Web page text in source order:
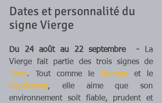
Dates et personnalité du
signe Vierge
Du 24 août au 22 septembre  - La
Terre. Tout comme le Taureau
Capricorne, elle aime que son
environnement soit fiable, prudent et